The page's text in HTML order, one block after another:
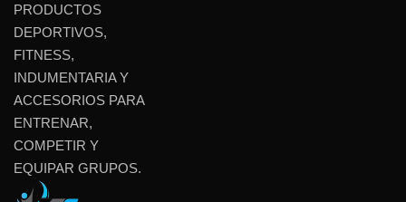
PRODUCTOS
DEPORTIVOS,
FITNESS,
INDUMENTARIA Y
ACCESORIOS PARA
ENTRENAR,
COMPETIR Y
EQUIPAR GRUPOS.